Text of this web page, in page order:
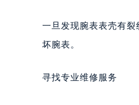
一旦发现腕表表壳有
坏腕表。
寻找专业维修服务